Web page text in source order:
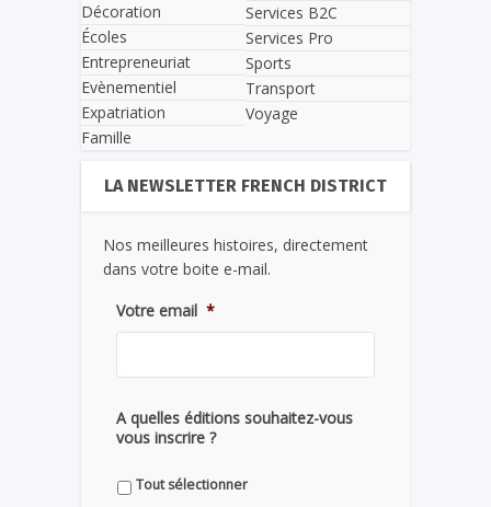
Décoration
Écoles
Entrepreneuriat
Evènementiel
Expatriation
Famille
Services B2C
Services Pro
Sports
Transport
Voyage
LA NEWSLETTER FRENCH DISTRICT
Nos meilleures histoires, directement
dans votre boite e-mail.
Votre email *
A quelles éditions souhaitez-vous
vous inscrire ?
Tout sélectionner